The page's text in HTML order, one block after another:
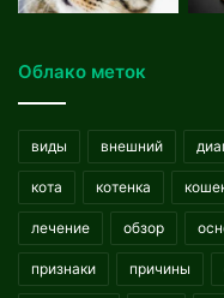
Облако меток
виды внешний
кота котенка
лечение обзор
признаки причины